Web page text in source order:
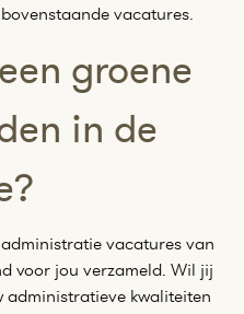
vacatures.
groene
in de
vacatures van
voor jou verzameld. Wil jij
administratieve kwaliteiten